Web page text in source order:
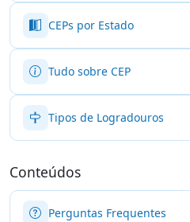
CEPs por Estado
Tudo sobre CEP
Tipos de Logradouros
Conteúdos
Perguntas Frequentes